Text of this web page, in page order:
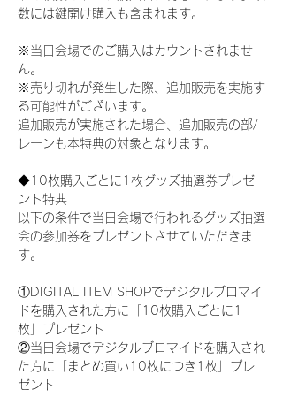
数には鍵開け購入も含まれます。
※当日会場でのご購入はカウントされませ
ん。
※売り切れが発生した際、追加販売を実施す
る可能性がございます。
追加販売が実施された場合、追加販売の部/
レーンも本特典の対象となります。
◆10枚購入ごとに1枚グッズ抽選券プレゼ
ント特典
以下の条件で当日会場で行われるグッズ抽選
会の参加券をプレゼントさせていただきま
す。
①DIGITAL ITEM SHOPでデジタルブロマイ
ドを購入された方に「10枚購入ごとに1
枚」プレゼント
②当日会場でデジタルブロマイドを購入され
た方に「まとめ買い10枚につき1枚」プレ
ゼント